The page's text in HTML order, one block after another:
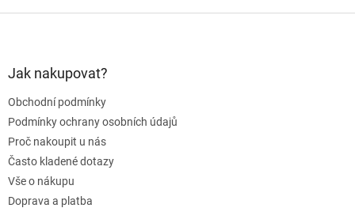
Jak nakupovat?
Obchodní podmínky
Podmínky ochrany osobních údajů
Proč nakoupit u nás
Často kladené dotazy
Vše o nákupu
Doprava a platba